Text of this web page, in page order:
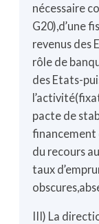
nécessaire
G20),d’une
revenus des
rôle de
des Etats-
pacte de
financement
du recours
taux
III) La